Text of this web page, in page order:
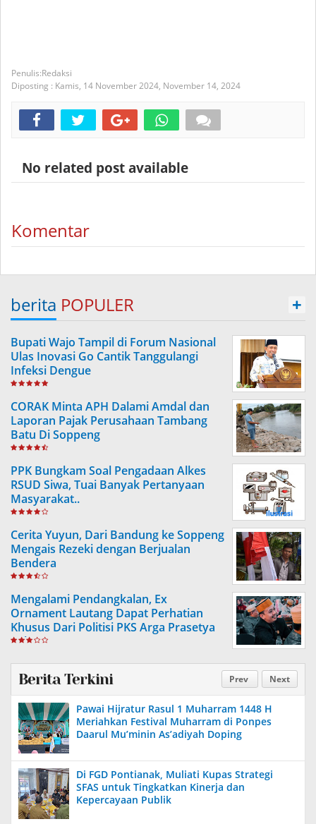
Redaksi
Diposting : Kamis, 14 November 2024, November 14, 2024
No related post available
Komentar
berita POPULER +
Bupati Wajo Tampil di Forum Nasional
Ulas Inovasi Go Cantik Tanggulangi
Infeksi Dengue
CORAK Minta APH Dalami Amdal dan
Laporan Pajak Perusahaan Tambang
Batu Di Soppeng
PPK Bungkam Soal Pengadaan Alkes
RSUD Siwa, Tuai Banyak Pertanyaan
Masyarakat..
Cerita Yuyun, Dari Bandung ke Soppeng
Mengais Rezeki dengan Berjualan
Bendera
Mengalami Pendangkalan, Ex
Ornament Lautang Dapat Perhatian
Khusus Dari Politisi PKS Arga Prasetya
Ashar
Prev Next
Berita Terkini
Pawai Hijratur Rasul 1 Muharram 1448 H
Meriahkan Festival Muharram di Ponpes
Daarul Mu’minin As’adiyah Doping
Di FGD Pontianak, Muliati Kupas Strategi
SFAS untuk Tingkatkan Kinerja dan
Kepercayaan Publik